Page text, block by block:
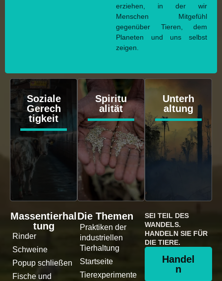
erziehen, in der wir
Menschen Mitgefühl
gegenüber Tieren, dem
Planeten und uns selbst
zeigen.
Soziale
Gerech
tigkeit
Spiritu
alität
Unterh
altung
Massentierhal
tung
Rinder
Schweine
Popup schließen
Fische und
Die Themen
Praktiken der
industriellen
Tierhaltung
Startseite
Tierexperimente
SEI TEIL DES
WANDELS.
HANDELN SIE FÜR
DIE TIERE.
Handel
n